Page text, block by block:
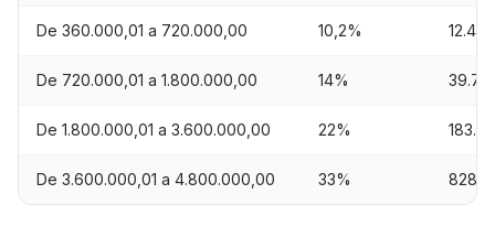
De 360.000,01 a 720.000,00 10,2%
De 720.000,01 a 1.800.000,00 14%
De 1.800.000,01 a 3.600.000,00 22%
De 3.600.000,01 a 4.800.000,00 33%